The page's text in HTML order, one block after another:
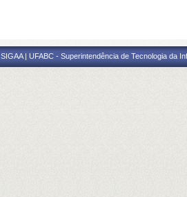
SIGAA | UFABC - Superintendência de Tecnologia da